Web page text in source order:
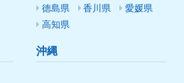
徳島県 香川県
愛媛県
高知県
沖縄